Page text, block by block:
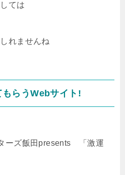
ては
れませんね
らうWebサイト!
ーズ飯田presents 「激運